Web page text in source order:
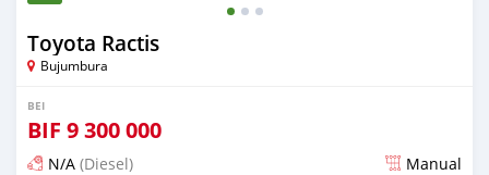
Toyota Ractis
Bujumbura
BEI
BIF 9 300 000
N/A (Diesel) Manual